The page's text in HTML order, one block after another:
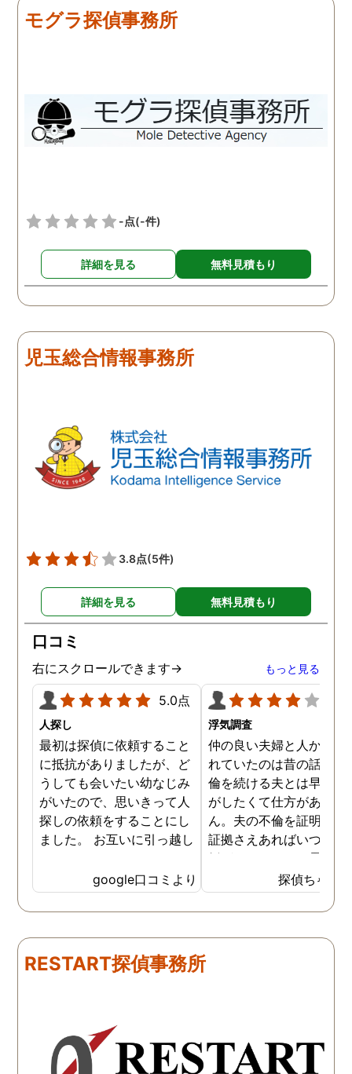
モグラ探偵事務所
-点(-件)
詳細を見る 無料見積もり
児玉総合情報事務所
3.8点(5件)
詳細を見る 無料見積もり
口コミ
右にスクロールできます→ もっと見る
5.0点
人探し
最初は探偵に依頼すること
に抵抗がありましたが、ど
うしても会いたい幼なじみ
がいたので、思いきって人
探しの依頼をすることにし
ました。 お互いに引っ越し
いる情報も少なかったの
で、難しいかなと思ってい
たのですが、見事に探して
ました。うれしくてお互い
に涙の再会でした。 対応し
玉総合情報事務所さんに依
頼させていただき本当に良
かったです。
google口コミより
浮気調査
仲の良い夫婦と人から言
れていたのは昔の話で、
倫を続ける夫とは早く離
がしたくて仕方がありま
ん。夫の不倫を証明でき
証拠さえあればいつでも
婚ができるのにと愚痴を
ぼしていると、姉が探偵
不倫の証拠集めを依頼し
くれました。探偵事務所
にも関わらず、相談員の
明な点が全くないほどし
かりと説明をしてくれま
探偵ちゃん
RESTART探偵事務所